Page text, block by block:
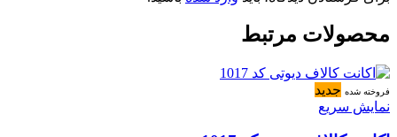
محصولات مرتبط
فروخته شده جدید
نمایش سریع